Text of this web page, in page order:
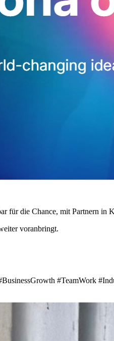
die Chance, mit Partnern in
voranbringt.
#TeamWork